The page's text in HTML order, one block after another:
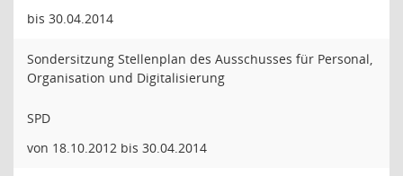
bis 30.04.2014
Sondersitzung Stellenplan des Ausschusses für Personal,
Organisation und Digitalisierung
SPD
von 18.10.2012 bis 30.04.2014